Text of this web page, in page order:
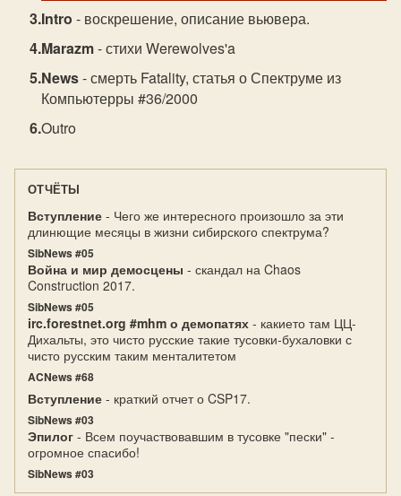
Intro - воскрешение, описание вьювера.
Marazm- стихи Werewolves'a
News- смерть Fatality, статья о Спектруме из
Компьютерры #36/2000
Outro
ОТЧЁТЫ
Вступление - Чего же интересного произошло за эти
длинющие месяцы в жизни сибирского спектрума?
SibNews #05
Война и мир демосцены - скандал на Chaos
Construction 2017.
SibNews #05
irc.forestnet.org #mhm о демопатях - какието там ЦЦ-
Дихальты, это чисто русские такие тусовки-бухаловки с
чисто русским таким менталитетом
ACNews #68
Вступление - краткий отчет о CSP17.
SibNews #03
Эпилог - Всем поучаствовавшим в тусовке "пески" -
огромное спасибо!
SibNews #03